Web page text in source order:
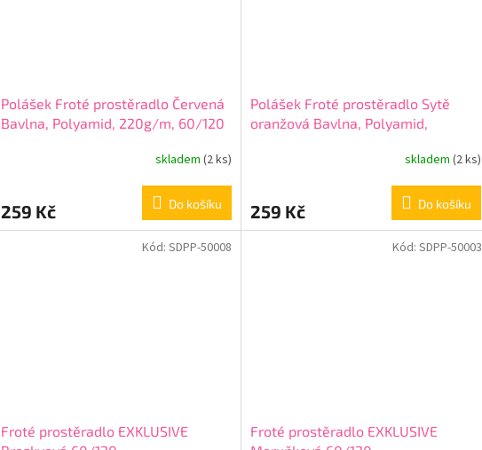
Polášek Froté prostěradlo Červená
Bavlna, Polyamid, 220g/m, 60/120
skladem (2 ks)
259 Kč Do košíku
Polášek Froté prostěradlo Sytě
oranžová Bavlna, Polyamid,
skladem (2 ks)
259 Kč Do košíku
Froté prostěradlo EXKLUSIVE
Kód: SDPP-50008
Froté prostěradlo EXKLUSIVE
Kód: SDPP-50003